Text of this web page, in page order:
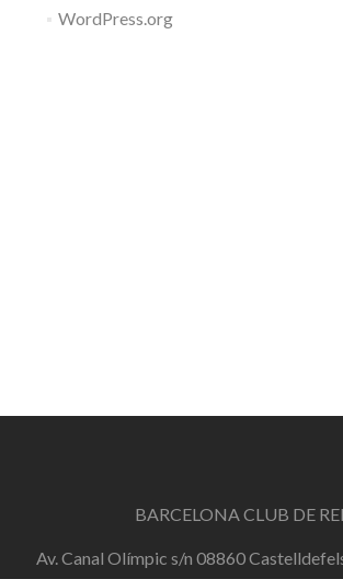
WordPress.org
BARCELONA CLUB DE
Av. Canal Olímpic s/n 08860